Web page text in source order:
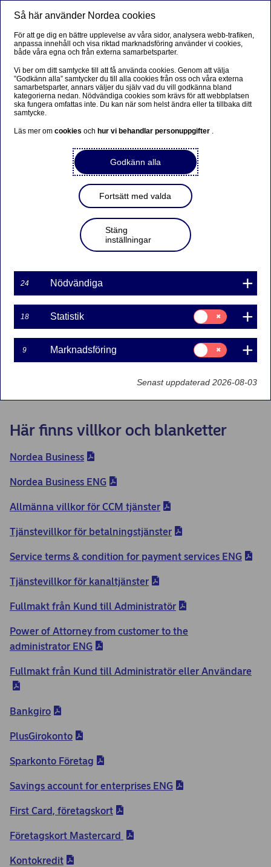
Priser, blanketter och
broschyrer för företag
Här finns broschyrer och blanketter du kan ha nytta av.
Här hittar du även prislistan för våra vanligaste tjänster
för företag och föreningar.
Prislista för företag och föreningar
Villkor och blanketter för våra
vanligaste tjänster
Villkorsbilagor till våra vanligaste tjänster.
Här finns villkor och blanketter
Nordea Business
Nordea Business ENG
Allmänna villkor för CCM tjänster
Tjänstevillkor för betalningstjänster
Service terms & condition for payment services ENG
Tjänstevillkor för kanaltjänster
Fullmakt från Kund till Administratör
Power of Attorney from customer to the
administrator ENG
Fullmakt från Kund till Administratör eller Användare
Bankgiro
PlusGirokonto
Sparkonto Företag
Savings account for enterprises ENG
First Card, företagskort
Företagskort Mastercard
Kontokredit
Så här använder Nordea cookies
För att ge dig en bättre upplevelse av våra sidor, analysera webb-trafiken,
anpassa innehåll och visa riktad marknadsföring använder vi cookies,
både våra egna och från externa samarbetsparter.
Vi ber om ditt samtycke till att få använda cookies. Genom att välja
”Godkänn alla” samtycker du till alla cookies från oss och våra externa
samarbetsparter, annars väljer du själv vad du vill godkänna bland
kategorierna nedan. Nödvändiga cookies som krävs för att webbplatsen
ska fungera omfattas inte. Du kan när som helst ändra eller ta tillbaka ditt
samtycke.
Läs mer omcookiesoch hur vi behandlar personuppgifter .
Godkänn alla
Fortsätt med valda
Stäng
inställningar
24 Nödvändiga
18 Statistik
Samtycke
för:
Statistik
9 Marknadsföring
Samtycke
för:
Marknadsföring
Senast uppdaterad 2026-08-03